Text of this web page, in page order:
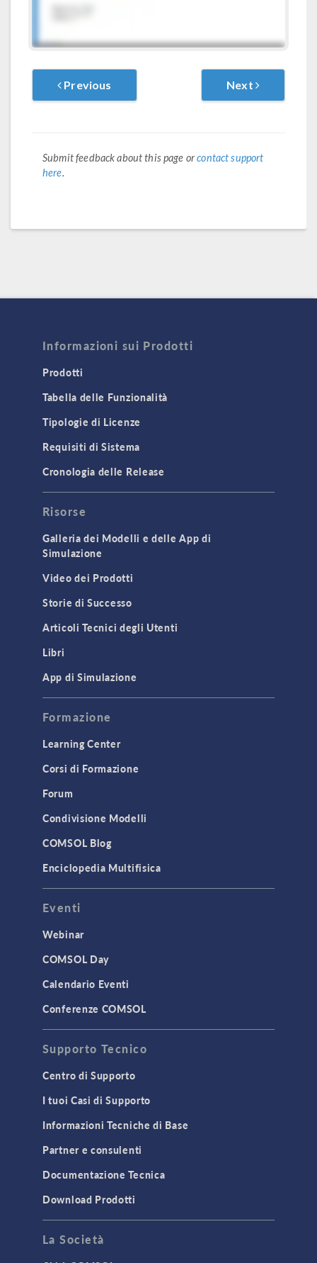
Previous Next
Submit feedback about this page orcontact support
here.
Informazioni sui Prodotti
Prodotti
Tabella delle Funzionalità
Tipologie di Licenze
Requisiti di Sistema
Cronologia delle Release
Risorse
Galleria dei Modelli e delle App di
Simulazione
Video dei Prodotti
Storie di Successo
Articoli Tecnici degli Utenti
Libri
App di Simulazione
Formazione
Learning Center
Corsi di Formazione
Forum
Condivisione Modelli
COMSOL Blog
Enciclopedia Multifisica
Eventi
Webinar
COMSOL Day
Calendario Eventi
Conferenze COMSOL
Supporto Tecnico
Centro di Supporto
I tuoi Casi di Supporto
Informazioni Tecniche di Base
Partner e consulenti
Documentazione Tecnica
Download Prodotti
La Società